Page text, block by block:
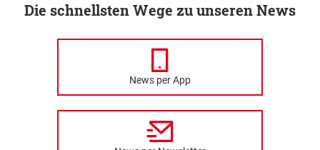
Die schnellsten Wege zu unseren News
News per App